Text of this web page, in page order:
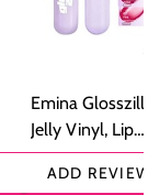
Emina
Jelly Vinyl, Lip
Cream Glossy
Ringan
ADD